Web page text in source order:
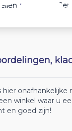
10
hier onafhankelijke
winkel waar u
en goed zijn!